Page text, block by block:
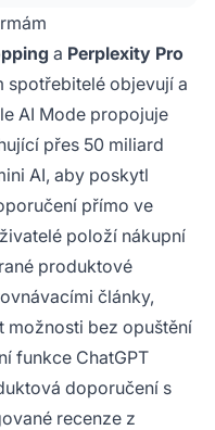
dohledatelné,
asistenty pro
a Perplexity Pro
spotřebitelé objevují a
AI Mode propojuje
přes 50 miliard
AI, aby poskytl
přímo ve
položí nákupní
produktové
články,
možnosti bez opuštění
funkce ChatGPT
doporučení s
recenze z